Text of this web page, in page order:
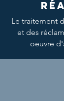
Le traitement
et des
oeuvre